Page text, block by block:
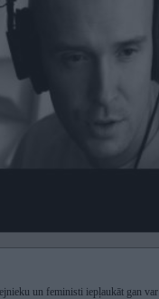
un feministi iepļaukāt gan var